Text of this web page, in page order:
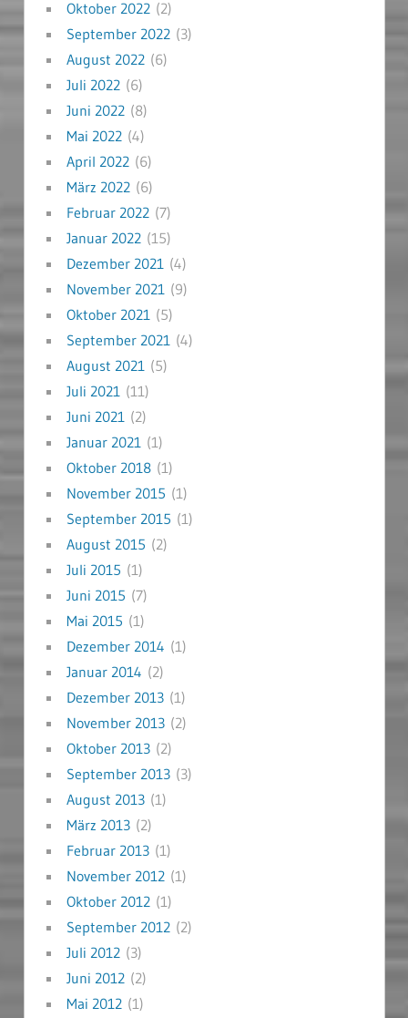
Oktober 2022(2)
September 2022(3)
August 2022(6)
Juli 2022(6)
Juni 2022(8)
Mai 2022(4)
April 2022(6)
März 2022(6)
Februar 2022(7)
Januar 2022(15)
Dezember 2021 (4)
November 2021 (9)
Oktober 2021 (5)
September 2021 (4)
August 2021 (5)
Juli 2021 (11)
Juni 2021 (2)
Januar 2021 (1)
Oktober 2018(1)
November 2015 (1)
September 2015 (1)
August 2015 (2)
Juli 2015 (1)
Juni 2015 (7)
Mai 2015 (1)
Dezember 2014 (1)
Januar 2014 (2)
Dezember 2013(1)
November 2013(2)
Oktober 2013(2)
September 2013(3)
August 2013(1)
März 2013(2)
Februar 2013(1)
November 2012(1)
Oktober 2012(1)
September 2012(2)
Juli 2012(3)
Juni 2012(2)
Mai 2012(1)